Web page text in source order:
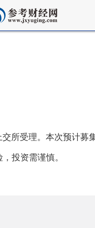
所受理。本次预计
投资需谨慎。